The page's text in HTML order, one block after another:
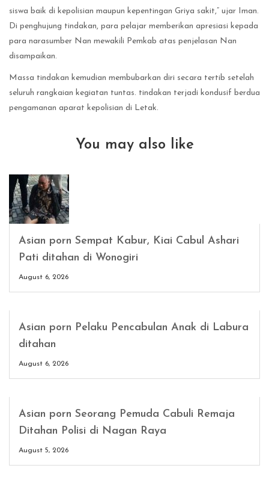
siswa baik di kepolisian maupun kepentingan Griya sakit,” ujar Iman.
Di penghujung tindakan, para pelajar memberikan apresiasi kepada
para narasumber Nan mewakili Pemkab atas penjelasan Nan
disampaikan.
Massa tindakan kemudian membubarkan diri secara tertib setelah
seluruh rangkaian kegiatan tuntas. tindakan terjadi kondusif berdua
pengamanan aparat kepolisian di Letak.
You may also like
Asian porn Sempat Kabur, Kiai Cabul Ashari
Pati ditahan di Wonogiri
August 6, 2026
Asian porn Pelaku Pencabulan Anak di Labura
ditahan
August 6, 2026
Asian porn Seorang Pemuda Cabuli Remaja
Ditahan Polisi di Nagan Raya
August 5, 2026